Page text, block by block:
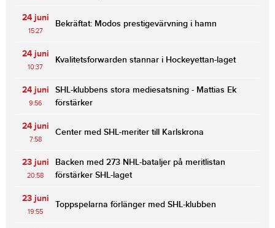
24 juni
15:27
Bekräftat: Modos prestigevärvning i hamn
24 juni
10:37
Kvalitetsforwarden stannar i Hockeyettan-laget
24 juni
9:56
SHL-klubbens stora mediesatsning - Mattias Ek
förstärker
24 juni
7:58
Center med SHL-meriter till Karlskrona
23 juni
20:58
Backen med 273 NHL-bataljer på meritlistan
förstärker SHL-laget
23 juni
19:55
Toppspelarna förlänger med SHL-klubben